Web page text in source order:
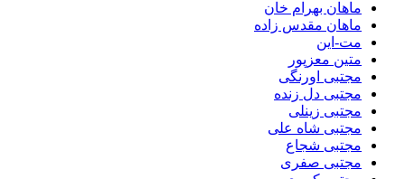
ماهان بهرام خان
ماهان مقدس زاده
مت-این
متین معزپور
مجتبی اورنگی
مجتبی دل زنده
مجتبی زینلی
مجتبی شاه علی
مجتبی شجاع
مجتبی صفری